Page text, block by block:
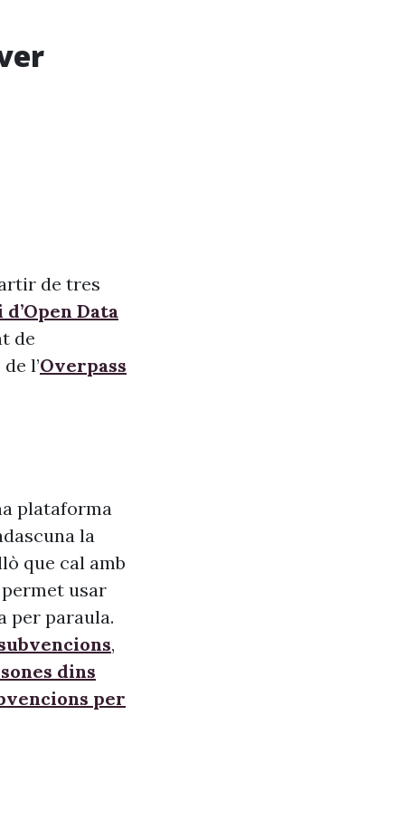
de tres
Data
de
l’Overpass
plataforma
la
que cal amb
usar
per paraula.
,
dins
per